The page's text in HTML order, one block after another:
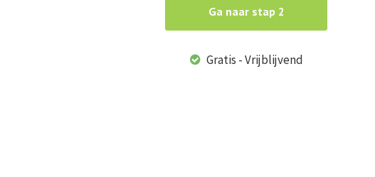
Ga naar stap 2
Gratis - Vrijblijvend